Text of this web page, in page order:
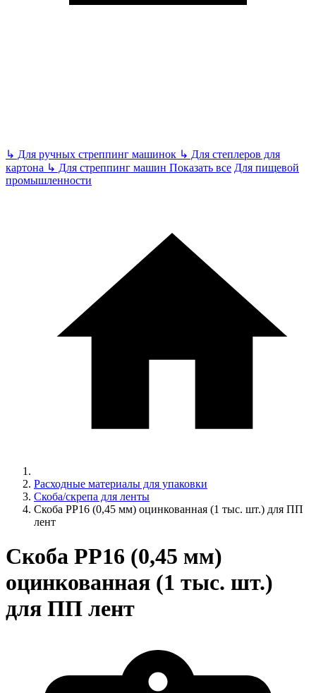
↳ Для ручных стреппинг машинок ↳ Для степлеров для
картона ↳ Для стреппинг машин Показать все Для пищевой
промышленности
Расходные материалы для упаковки
Скоба/скрепа для ленты
Скоба PP16 (0,45 мм) оцинкованная (1 тыс. шт.) для ПП
лент
Скоба PP16 (0,45 мм)
оцинкованная (1 тыс. шт.)
для ПП лент